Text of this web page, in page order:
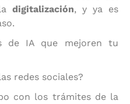
digitalización, y ya es
de IA que mejoren tu
redes sociales?
con los trámites de la